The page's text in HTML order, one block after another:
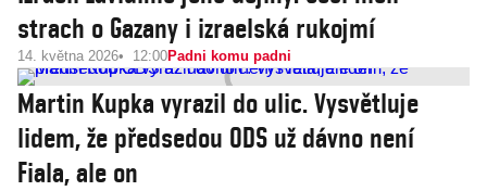
strach o Gazany i izraelská rukojmí
14. května 2026 12:00Padni komu padni
Martin Kupka vyrazil do ulic. Vysvětluje
lidem, že předsedou ODS už dávno není
Fiala, ale on